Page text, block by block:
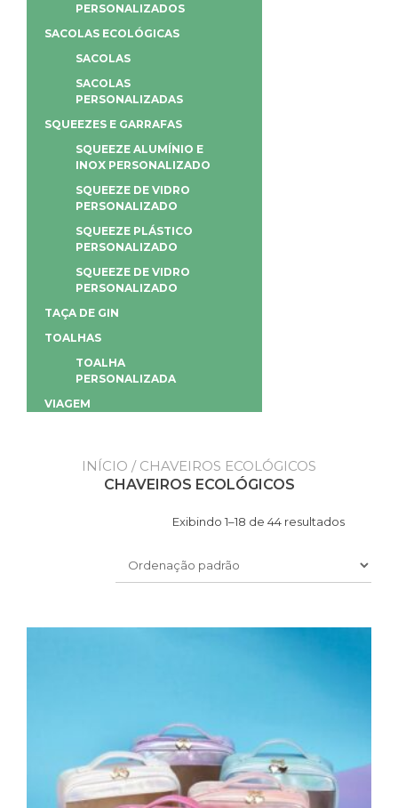
INÍCIO / CHAVEIROS ECOLÓGICOS
CHAVEIROS ECOLÓGICOS
Exibindo 1–18 de 44 resultados
PERSONALIZADOS
SACOLAS ECOLÓGICAS
SACOLAS
SACOLAS
PERSONALIZADAS
SQUEEZES E GARRAFAS
SQUEEZE ALUMÍNIO E
INOX PERSONALIZADO
SQUEEZE DE VIDRO
PERSONALIZADO
SQUEEZE PLÁSTICO
PERSONALIZADO
SQUEEZE DE VIDRO
PERSONALIZADO
TAÇA DE GIN
TOALHAS
TOALHA
PERSONALIZADA
VIAGEM